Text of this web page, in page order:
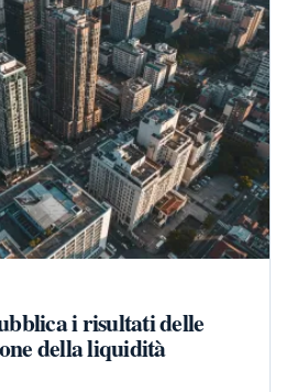
i risultati delle
della liquidità